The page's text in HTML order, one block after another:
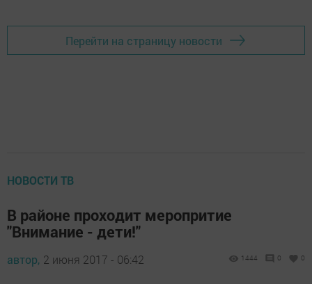
Перейти на страницу новости
НОВОСТИ ТВ
В районе проходит меропритие
"Внимание - дети!"
автор, 2 июня 2017 - 06:42 1444 0 0